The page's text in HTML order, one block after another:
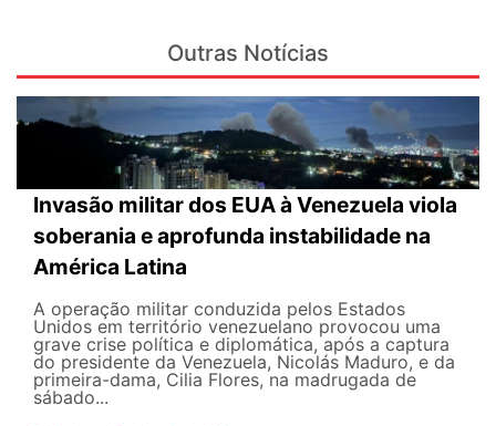
Outras Notícias
Invasão militar dos EUA à Venezuela viola
soberania e aprofunda instabilidade na
América Latina
A operação militar conduzida pelos Estados
Unidos em território venezuelano provocou uma
grave crise política e diplomática, após a captura
do presidente da Venezuela, Nicolás Maduro, e da
primeira-dama, Cilia Flores, na madrugada de
sábado...